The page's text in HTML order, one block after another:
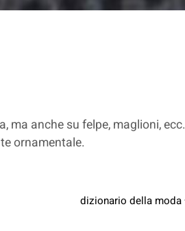
ma anche su felpe, maglioni, ecc.
ornamentale.
dizionario della moda